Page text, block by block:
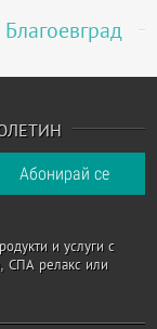
Благоевград
и услуги с
СПА релакс или